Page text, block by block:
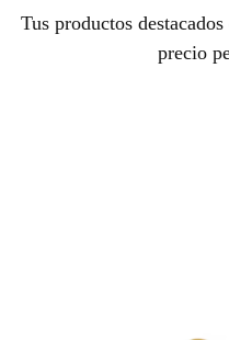
Tus productos
precio